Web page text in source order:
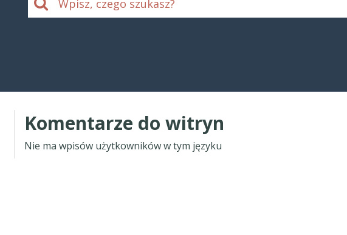
Komentarze do witryn
Nie ma wpisów użytkowników w tym języku